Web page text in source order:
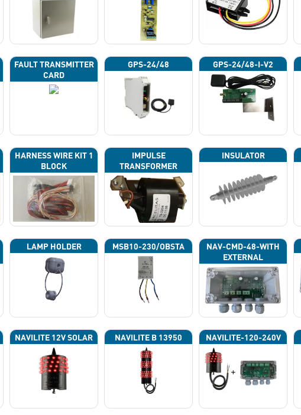
FAULT TRANSMITTER
CARD
GPS-24/48 GPS-24/48-I-V2
HARNESS WIRE KIT 1
BLOCK
IMPULSE
TRANSFORMER
INSULATOR
LAMP HOLDER MSB10-230/OBSTA
NAV-CMD-48-WITH
EXTERNAL
PHOTOCELL 13133
NAVILITE 12V SOLAR NAVILITE B 13950 NAVILITE-120-240V